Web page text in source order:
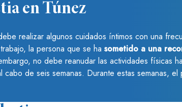
en Túnez
realizar algunos cuidados íntimos con una
la persona que se ha sometido a una
no debe reanudar las actividades físicas
cabo de seis semanas. Durante estas semanas,